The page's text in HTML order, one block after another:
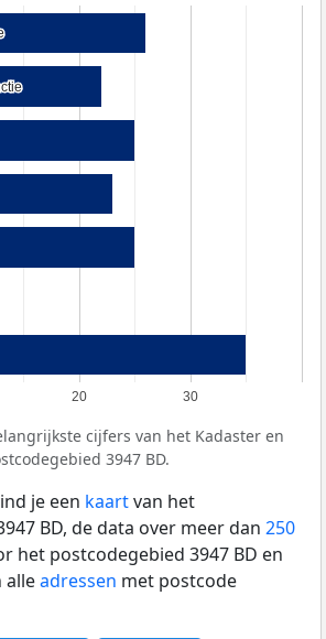
20 30
cijfers van het Kadaster en
3947 BD.
je een kaartvan het
BD, de data over meer dan 250
het postcodegebied 3947 BD en
alleadressen met postcode